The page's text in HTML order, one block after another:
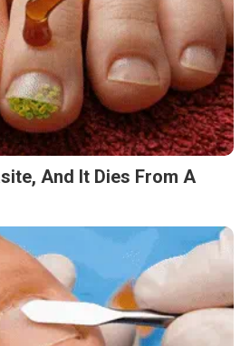
And It Dies From A